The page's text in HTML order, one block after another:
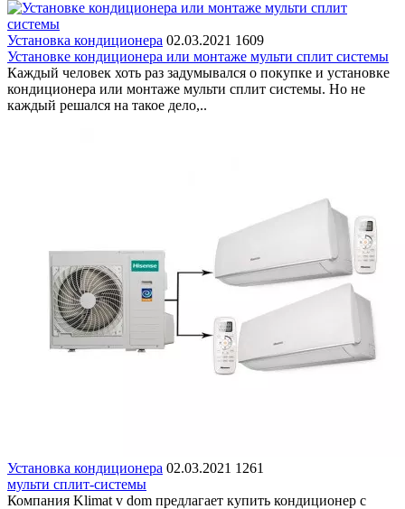
Установка кондиционера 02.03.2021 1609
Установке кондиционера или монтаже мульти сплит системы
Каждый человек хоть раз задумывался о покупке и установке
кондиционера или монтаже мульти сплит системы. Но не
каждый решался на такое дело,..
Установка кондиционера 02.03.2021 1261
мульти сплит-системы
Компания Klimat v dom предлагает купить кондиционер с